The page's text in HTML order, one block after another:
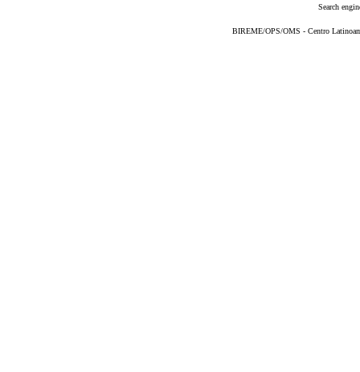
Search
BIREME/OPS/OMS - Centro